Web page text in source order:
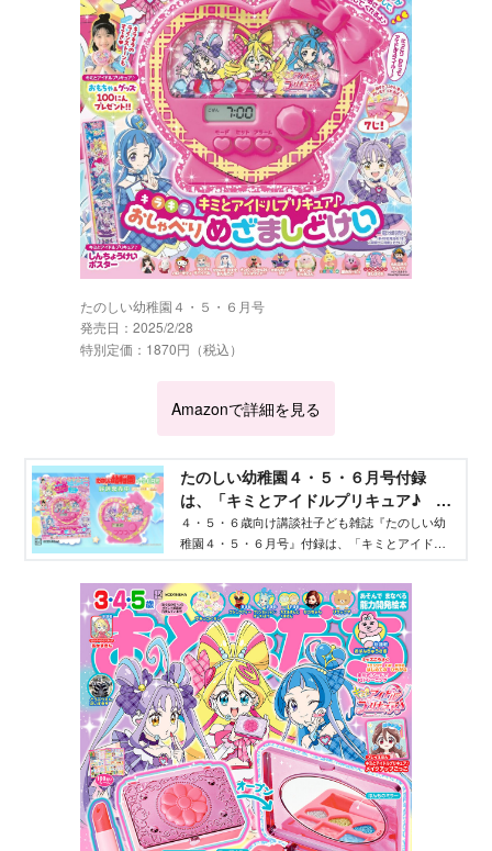
たのしい幼稚園４・５・６月号
発売日：2025/2/28
特別定価：1870円（税込）
Amazonで詳細を見る
たのしい幼稚園４・５・６月号付録
は、「キミとアイドルプリキュア♪ キ
ラキラおしゃべりめざましどけい」だ
よ！ - Aneひめ.net｜講談社
４・５・６歳向け講談社子ども雑誌『たのしい幼
稚園４・５・６月号』付録は、「キミとアイドル
い」！